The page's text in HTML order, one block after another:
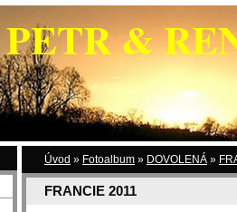
PETR &
Úvod » Fotoalbum » DOVOLENÁ »
FRANCIE 2011